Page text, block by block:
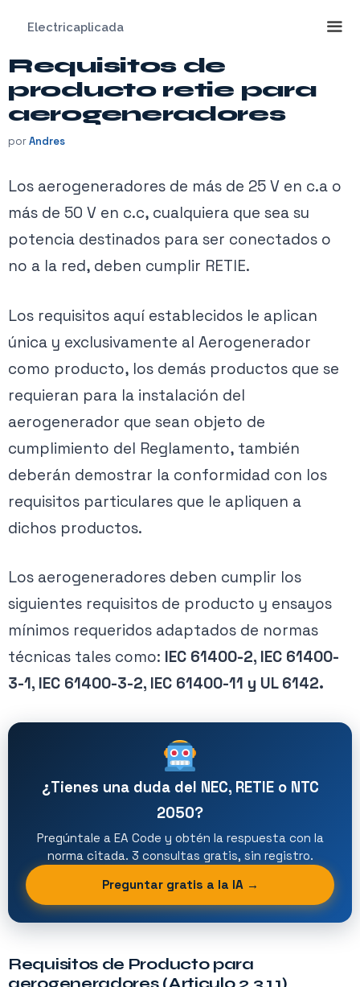
contenido
Electricaplicada
Requisitos de
producto retie para
aerogeneradores
porAndres
Los aerogeneradores de más de 25 V en c.a o
más de 50 V en c.c, cualquiera que sea su
potencia destinados para ser conectados o
no a la red, deben cumplir RETIE.
Los requisitos aquí establecidos le aplican
única y exclusivamente al Aerogenerador
como producto, los demás productos que se
requieran para la instalación del
aerogenerador que sean objeto de
cumplimiento del Reglamento, también
deberán demostrar la conformidad con los
requisitos particulares que le apliquen a
dichos productos.
Los aerogeneradores deben cumplir los
siguientes requisitos de producto y ensayos
mínimos requeridos adaptados de normas
técnicas tales como: IEC 61400-2, IEC 61400-
3-1, IEC 61400-3-2, IEC 61400-11 y UL 6142.
¿Tienes una duda del NEC, RETIE o NTC
2050?
Pregúntale a EA Code y obtén la respuesta con la
norma citada. 3 consultas gratis, sin registro.
Preguntar gratis a la IA →
Requisitos de Producto para